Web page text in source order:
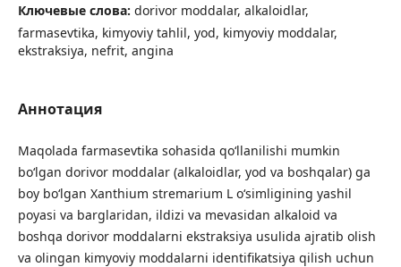
Ключевые слова: dorivor moddalar, alkaloidlar,
farmasevtika, kimyoviy tahlil, yod, kimyoviy moddalar,
ekstraksiya, nefrit, angina
Аннотация
Maqolada farmasevtika sohasida qo‘llanilishi mumkin
bo‘lgan dorivor moddalar (alkaloidlar, yod va boshqalar) ga
boy bo‘lgan Xanthium stremarium L o‘simligining yashil
poyasi va barglaridan, ildizi va mevasidan alkaloid va
boshqa dorivor moddalarni ekstraksiya usulida ajratib olish
va olingan kimyoviy moddalarni identifikatsiya qilish uchun